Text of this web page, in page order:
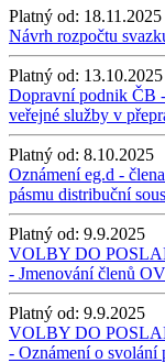
Platný od: 18.11.2025
Návrh rozpočtu
Platný od: 13.10.2025
Dopravní podnik ČB
veřejné služby v
Platný od: 8.10.2025
Oznámení eg.d -
pásmu distribuční
Platný od: 9.9.2025
VOLBY DO
- Jmenování členů
Platný od: 9.9.2025
VOLBY DO
- Oznámení o svolání